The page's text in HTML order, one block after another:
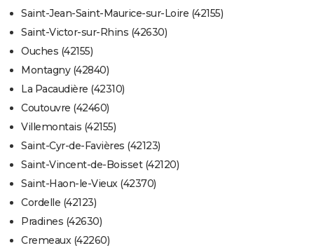
Saint-Jean-Saint-Maurice-sur-Loire (42155)
Saint-Victor-sur-Rhins (42630)
Ouches (42155)
Montagny (42840)
La Pacaudière (42310)
Coutouvre (42460)
Villemontais (42155)
Saint-Cyr-de-Favières (42123)
Saint-Vincent-de-Boisset (42120)
Saint-Haon-le-Vieux (42370)
Cordelle (42123)
Pradines (42630)
Cremeaux (42260)